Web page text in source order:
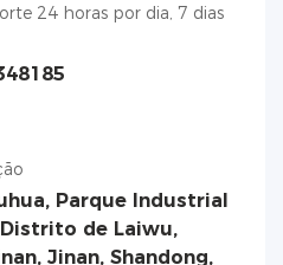
24 horas por dia, 7 dias
Parque Industrial
de Laiwu,
Jinan, Shandong,